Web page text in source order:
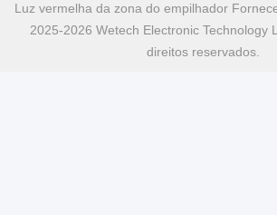
Luz vermelha da zona do empilhador
2025-2026 Wetech Electronic Technology
direitos reservados.